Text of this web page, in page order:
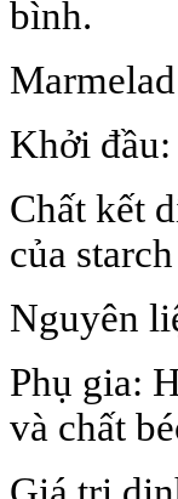
bình.
Khởi
Chất kết
của
Nguyên
Phụ gia:
và chất